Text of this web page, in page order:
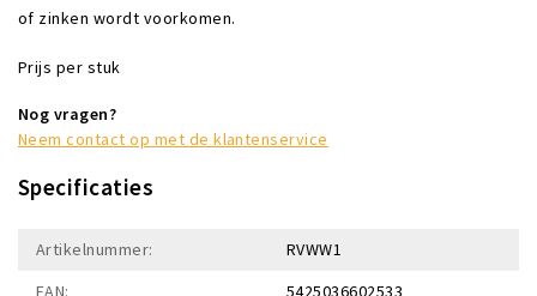
of zinken wordt voorkomen.
Prijs per stuk
Nog vragen?
Neem contact op met de klantenservice
Specificaties
Artikelnummer:
RVWW1
EAN:
5425036602533